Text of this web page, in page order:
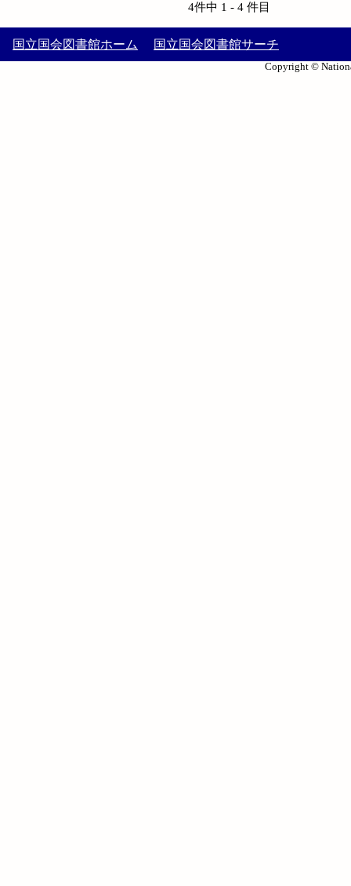
4件中 1 - 4 件目
国立国会図書館ホーム 国立国会図書館サーチ
Copyright ©